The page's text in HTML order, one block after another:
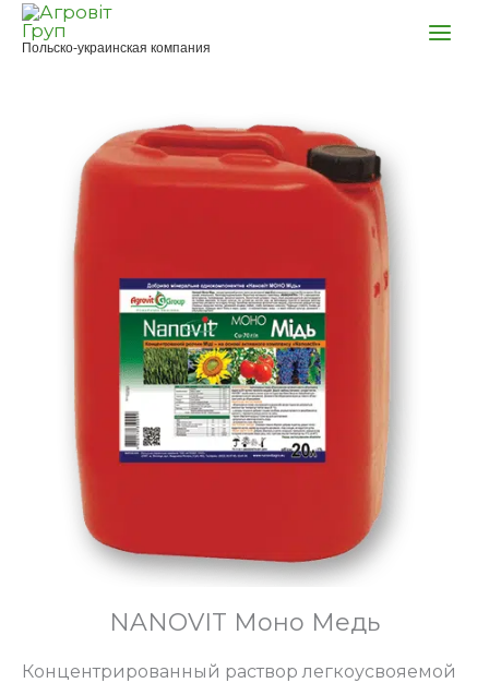
Перейти
Польско-украинская компания
NANOVIT Моно Медь
Концентрированный раствор легкоусвояемой